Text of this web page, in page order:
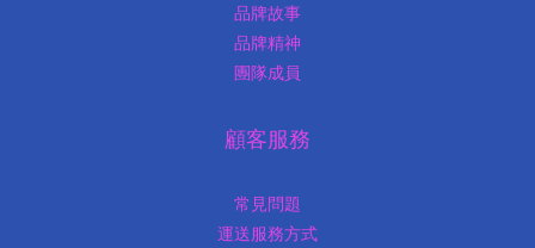
品牌故事
品牌精神
團隊成員
顧客服務
常見問題
運送服務方式